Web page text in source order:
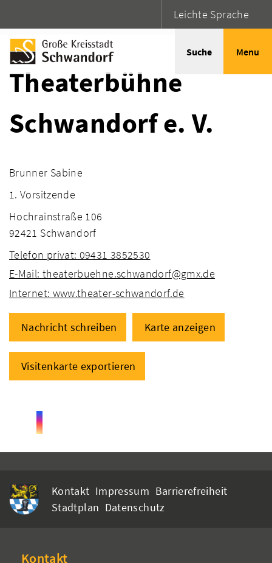
Leichte Sprache
Suche Menu
Theaterbühne
Schwandorf e. V.
Brunner Sabine
1. Vorsitzende
Hochrainstraße 106
92421 Schwandorf
Telefon privat: 09431 3852530
E-Mail: theaterbuehne.schwandorf@gmx.de
Internet: www.theater-schwandorf.de
Nachricht schreiben Karte anzeigen
Visitenkarte exportieren
Kontakt Impressum Barrierefreiheit
Stadtplan Datenschutz
Kontakt